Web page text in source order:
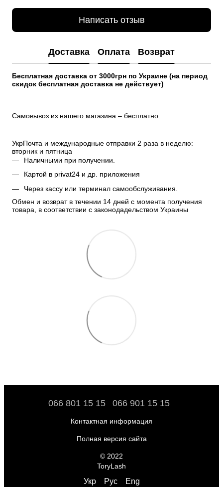
Написать отзыв
Доставка Оплата Возврат
Бесплатная доставка от 3000грн по Украине (на период
скидок бесплатная доставка не действует)
Самовывоз из нашего магазина – бесплатно.
УкрПочта и международные отправки 2 раза в неделю:
вторник и пятница
Наличными при получении.
Картой в privat24 и др. приложения
Через кассу или терминал самообслуживания.
Обмен и возврат в течении 14 дней с момента получения
товара, в соответствии с законодадельством Украины
066 801 15 15 066 901 15 15
Контактная информация
Полная версия сайта
© 2022
ToryLash
Укр Рус Eng